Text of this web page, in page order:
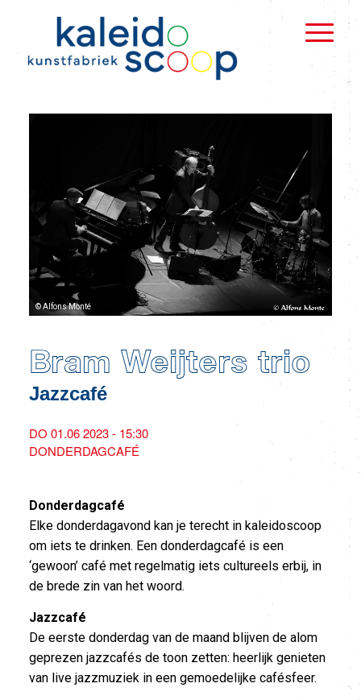
© Alfons Monté
Bram Weijters trio
Jazzcafé
DO 01.06 2023 - 15:30
DONDERDAGCAFÉ
Donderdagcafé
Elke donderdagavond kan je terecht in kaleidoscoop
om iets te drinken. Een donderdagcafé is een
‘gewoon’ café met regelmatig iets cultureels erbij, in
de brede zin van het woord.
Jazzcafé
De eerste donderdag van de maand blijven de alom
geprezen jazzcafés de toon zetten: heerlijk genieten
van live jazzmuziek in een gemoedelijke cafésfeer.